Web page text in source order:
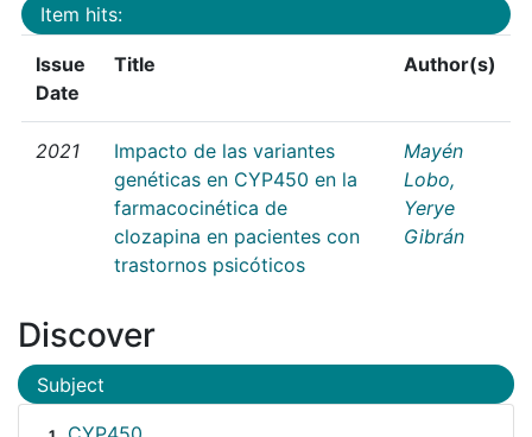
Item hits:
Issue
Date
Title Author(s)
2021
Impacto de las variantes
genéticas en CYP450 en la
farmacocinética de
clozapina en pacientes con
trastornos psicóticos
Mayén
Lobo,
Yerye
Gibrán
Discover
Subject